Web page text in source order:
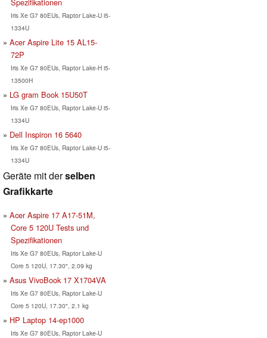
Iris Xe G7 80EUs, Raptor Lake-U i5-
1334U
Acer Aspire Lite 15 AL15-
72P
Iris Xe G7 80EUs, Raptor Lake-H i5-
13500H
LG gram Book 15U50T
Iris Xe G7 80EUs, Raptor Lake-U i5-
1334U
Dell Inspiron 16 5640
Iris Xe G7 80EUs, Raptor Lake-U i5-
1334U
Geräte mit derselben
Grafikkarte
Acer Aspire 17 A17-51M,
Core 5 120U Tests und
Spezifikationen
Iris Xe G7 80EUs, Raptor Lake-U
Core 5 120U, 17.30", 2.09 kg
Asus VivoBook 17 X1704VA
Iris Xe G7 80EUs, Raptor Lake-U
Core 5 120U, 17.30", 2.1 kg
HP Laptop 14-ep1000
Iris Xe G7 80EUs, Raptor Lake-U